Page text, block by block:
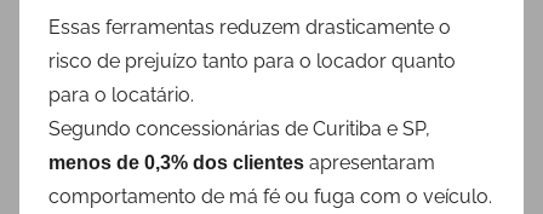
Essas ferramentas reduzem drasticamente o
risco de prejuízo tanto para o locador quanto
para o locatário.
Segundo concessionárias de Curitiba e SP,
menos de 0,3% dos clientes apresentaram
comportamento de má fé ou fuga com o veículo.